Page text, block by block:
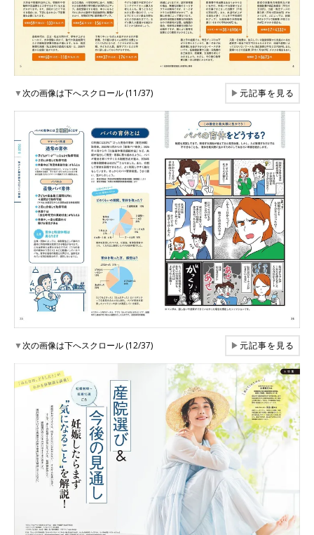
▼次の画像は下へスクロール (11/37) ▶元記事を見る
▼次の画像は下へスクロール (12/37) ▶元記事を見る